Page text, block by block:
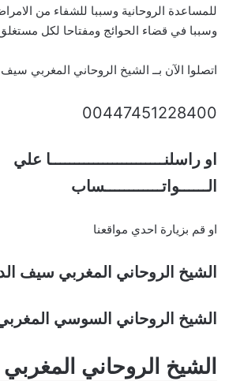
للمساعدة الروحانية وسببا للشفاء من
وسببا في قضاء الحوائج ومفتاحا لكل
اتصلوا الآن بــ الشيخ الروحاني المغربي
00447451228400
او راسلنــــــــــــــــــــــــا علي
الــــــواتــــــــــــساب
او قم بزيارة احدي مواقعنا
الشيخ الروحاني المغربي سيف
الشيخ الروحاني السوسي
الشيخ الروحاني